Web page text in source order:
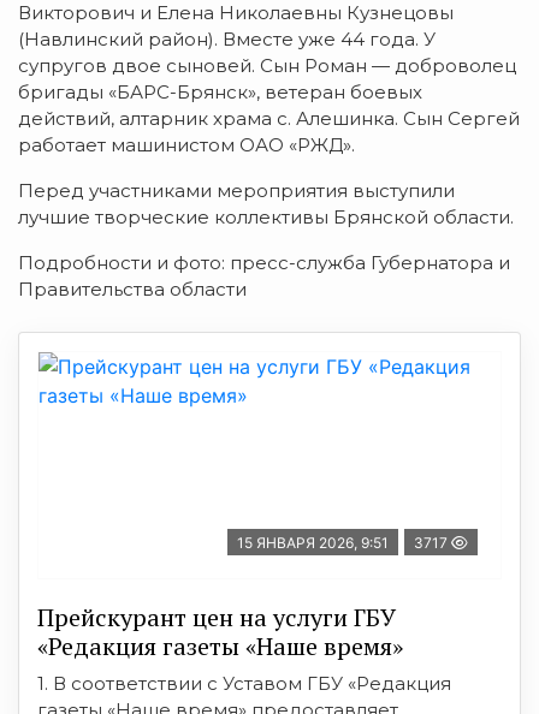
Викторович и Елена Николаевны Кузнецовы
(Навлинский район). Вместе уже 44 года. У
супругов двое сыновей. Сын Роман — доброволец
бригады «БАРС-Брянск», ветеран боевых
действий, алтарник храма с. Алешинка. Сын Сергей
работает машинистом ОАО «РЖД».
Перед участниками мероприятия выступили
лучшие творческие коллективы Брянской области.
Подробности и фото: пресс-служба Губернатора и
Правительства области
15 ЯНВАРЯ 2026, 9:51 3717
Прейскурант цен на услуги ГБУ
«Редакция газеты «Наше время»
1. В соответствии с Уставом ГБУ «Редакция